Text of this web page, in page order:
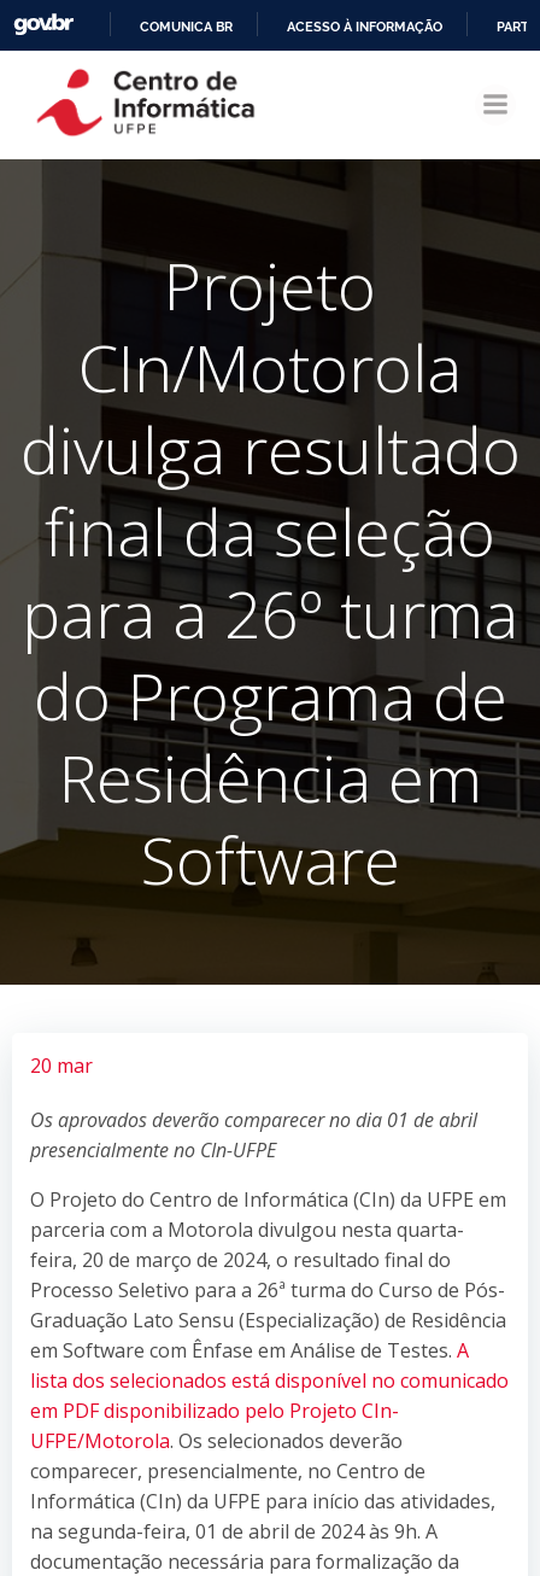
CONTEÚDO
COMUNICA BR ACESSO À INFORMAÇÃO
Projeto
CIn/Motorola
divulga resultado
final da seleção
para a 26º turma
do Programa de
Residência em
Software
20 mar
Os aprovados deverão comparecer no dia 01 de abril
presencialmente no CIn-UFPE
O Projeto do Centro de Informática (CIn) da UFPE em
parceria com a Motorola divulgou nesta quarta-
feira, 20 de março de 2024, o resultado final do
Processo Seletivo para a 26ª turma do Curso de Pós-
Graduação Lato Sensu (Especialização) de Residência
em Software com Ênfase em Análise de Testes. A
lista dos selecionados está disponível no comunicado
em PDF disponibilizado pelo Projeto CIn-
UFPE/Motorola. Os selecionados deverão
comparecer, presencialmente, no Centro de
Informática (CIn) da UFPE para início das atividades,
na segunda-feira, 01 de abril de 2024 às 9h. A
documentação necessária para formalização da